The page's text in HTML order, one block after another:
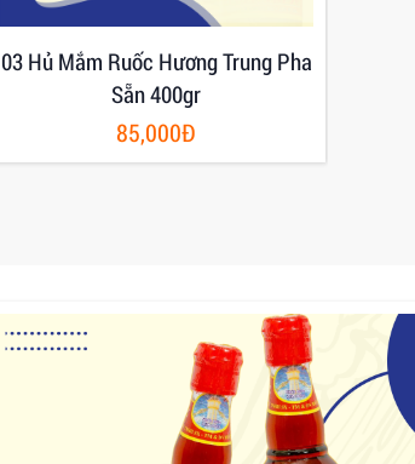
03 Hủ Mắm Ruốc Hương Trung Pha
Sẵn 400gr
85,000Đ